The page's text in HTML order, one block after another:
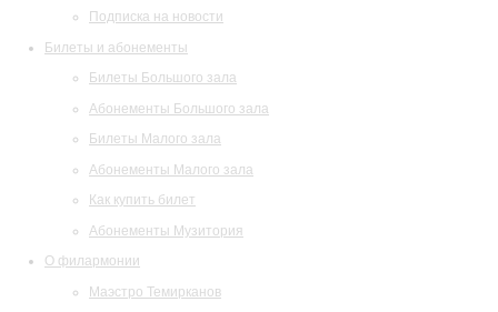
Подписка на новости
Билеты и абонементы
Билеты Большого зала
Абонементы Большого зала
Билеты Малого зала
Абонементы Малого зала
Как купить билет
Абонементы Музитория
О филармонии
Маэстро Темирканов